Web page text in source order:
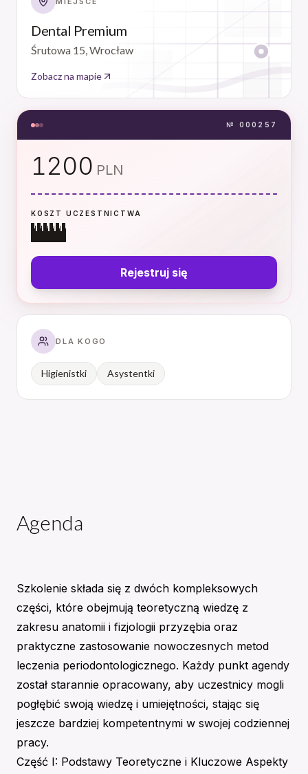
Dental Premium
Śrutowa 15, Wrocław
Zobacz na mapie
№ 000257
1200 PLN
KOSZT UCZESTNICTWA
Rejestruj się
DLA KOGO
Higienistki Asystentki
Agenda
Szkolenie składa się z dwóch kompleksowych
części, które obejmują teoretyczną wiedzę z
zakresu anatomii i fizjologii przyzębia oraz
praktyczne zastosowanie nowoczesnych metod
leczenia periodontologicznego. Każdy punkt agendy
został starannie opracowany, aby uczestnicy mogli
pogłębić swoją wiedzę i umiejętności, stając się
jeszcze bardziej kompetentnymi w swojej codziennej
pracy.
Część I: Podstawy Teoretyczne i Kluczowe Aspekty